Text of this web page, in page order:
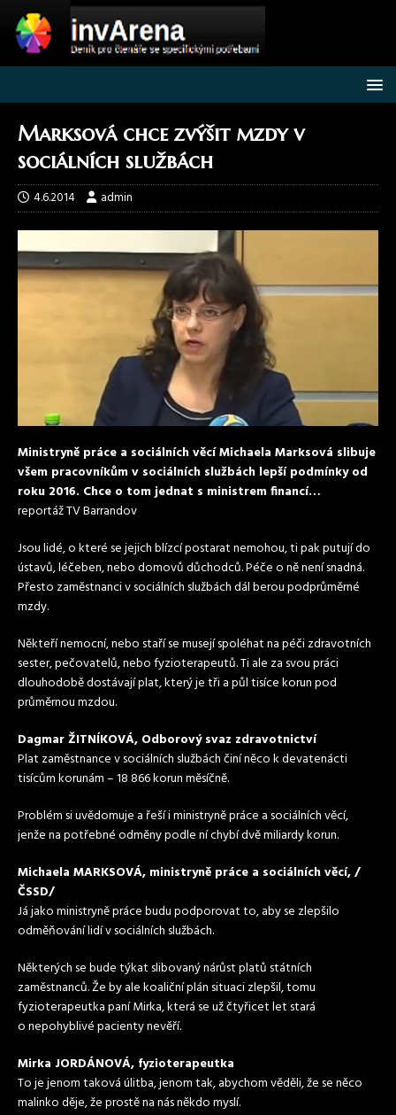
Marksová chce zvýšit mzdy v
sociálních službách
4.6.2014 admin
Ministryně práce a sociálních věcí Michaela Marksová slibuje
všem pracovníkům v sociálních službách lepší podmínky od
roku 2016. Chce o tom jednat s ministrem financí…
reportáž TV Barrandov
Jsou lidé, o které se jejich blízcí postarat nemohou, ti pak putují do
ústavů, léčeben, nebo domovů důchodců. Péče o ně není snadná.
Přesto zaměstnanci v sociálních službách dál berou podprůměrné
mzdy.
Někteří nemocní, nebo staří se musejí spoléhat na péči zdravotních
sester, pečovatelů, nebo fyzioterapeutů. Ti ale za svou práci
dlouhodobě dostávají plat, který je tři a půl tisíce korun pod
průměrnou mzdou.
Dagmar ŽITNÍKOVÁ, Odborový svaz zdravotnictví
Plat zaměstnance v sociálních službách činí něco k devatenácti
tisícům korunám – 18 866 korun měsíčně.
Problém si uvědomuje a řeší i ministryně práce a sociálních věcí,
jenže na potřebné odměny podle ní chybí dvě miliardy korun.
Michaela MARKSOVÁ, ministryně práce a sociálních věcí, /
ČSSD/
Já jako ministryně práce budu podporovat to, aby se zlepšilo
odměňování lidí v sociálních službách.
Některých se bude týkat slibovaný nárůst platů státních
zaměstnanců. Že by ale koaliční plán situaci zlepšil, tomu
fyzioterapeutka paní Mirka, která se už čtyřicet let stará
o nepohyblivé pacienty nevěří.
Mirka JORDÁNOVÁ, fyzioterapeutka
To je jenom taková úlitba, jenom tak, abychom věděli, že se něco
malinko děje, že prostě na nás někdo myslí.